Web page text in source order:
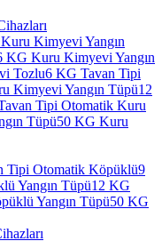
Kimyevi Yangın
KG Kuru Kimyevi Yangın
Tozlu6 KG Tavan Tipi
Kimyevi Yangın Tüpü12
Tipi Otomatik Kuru
Tüpü50 KG Kuru
Tipi Otomatik Köpüklü9
Yangın Tüpü12 KG
Yangın Tüpü50 KG